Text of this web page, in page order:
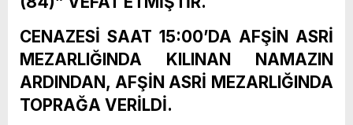
CENAZESİ SAAT 15:00’DA AFŞİN ASRİ
MEZARLIĞINDA KILINAN NAMAZIN
ARDINDAN, AFŞİN ASRİ MEZARLIĞINDA
TOPRAĞA VERİLDİ.